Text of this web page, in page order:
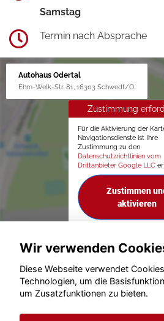
Samstag
Termin nach Absprache
Autohaus Odertal
Ehm-Welk-Str. 81, 16303 Schwedt/O.
Zustimmung
Für die Aktivierung der
Navigationsdienste ist Ihre
Zustimmung zu den
Datenschutzrichtlinien vom
Drittanbieter Google LLC
Zustimmen
aktivieren
© konjunkturmotor.de
Wir verwenden
Diese Webseite verwendet
Technologien, um die
um Zusatzfunktionen zu bieten.